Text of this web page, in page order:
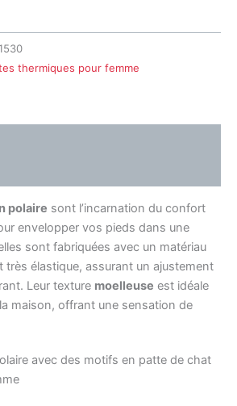
thermiques pour femme
polaire sont l’incarnation du confort
envelopper vos pieds dans une
sont fabriquées avec un matériau
très élastique, assurant un ajustement
Leur texture moelleuse est idéale
maison, offrant une sensation de